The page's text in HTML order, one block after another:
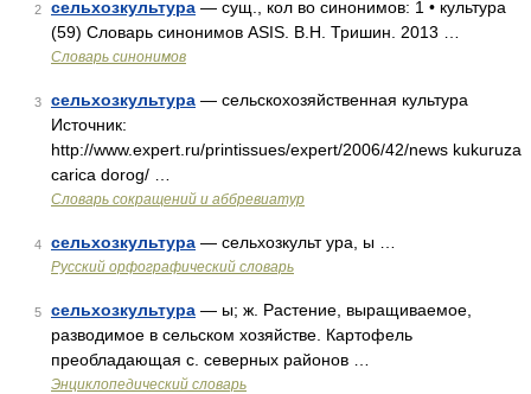
2 сельхозкультура — сущ., кол во синонимов: 1 • культура
(59) Словарь синонимов ASIS. В.Н. Тришин. 2013 …
Словарь синонимов
3 сельхозкультура — сельскохозяйственная культура
Источник:
http://www.expert.ru/printissues/expert/2006/42/news kukuruza
carica dorog/ …
Словарь сокращений и аббревиатур
4 сельхозкультура — сельхозкульт ура, ы …
Русский орфографический словарь
5 сельхозкультура — ы; ж. Растение, выращиваемое,
разводимое в сельском хозяйстве. Картофель
преобладающая с. северных районов …
Энциклопедический словарь